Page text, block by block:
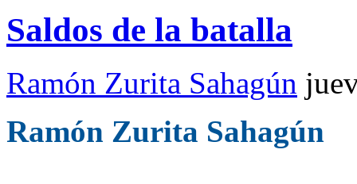
Saldos de la batalla
Ramón Zurita Sahagún
Ramón Zurita Sahagún